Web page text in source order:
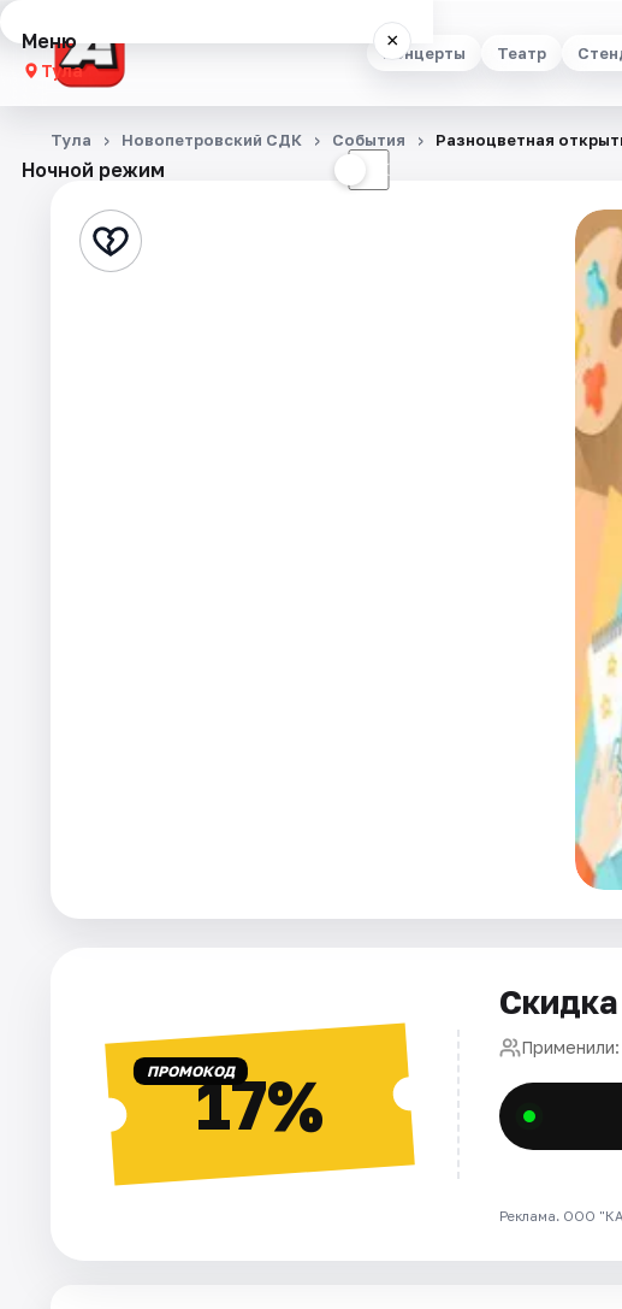
Концерты Театр
Меню ×
Тула
Концерты
Стендап
Ночной режим ☾
Тула Новопетровский СДК События Разноцветная
ПРОМОКОД17%
Реклама. ООО